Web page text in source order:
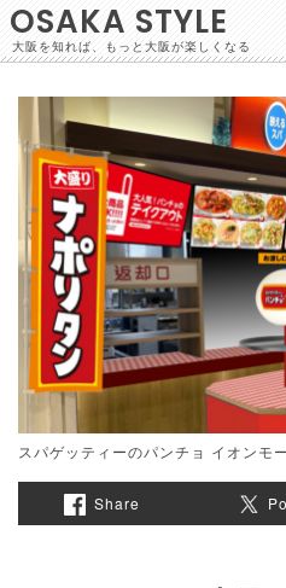
OSAKA STYLE
大阪を知れば、もっと大阪が楽しくなる
スパゲッティーのパンチョ イオンモ
Share